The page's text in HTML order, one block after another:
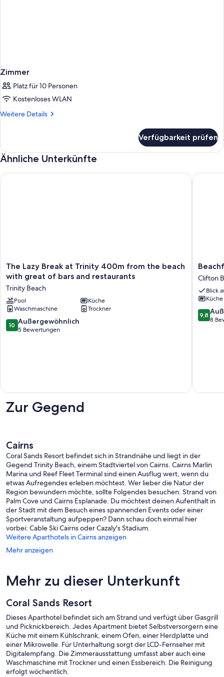
Zimmer
Platz für 10 Personen
Kostenloses WLAN
Weitere Details
Weitere
Verfügbarkeit prüfen
Ähnliche Unterkünfte
The
Lazy
at
Trinity
400m
from
the
restaurants
Trinity
Beach
The Lazy Break at Trinity 400m from the beach
with great of bars and restaurants
Trinity Beach
Pool
Küche
Waschmaschine
Trockner
10.0
von
10 Außergewöhnlich
5 Bewertungen
The Lazy Break at Trinity 400m from the beach with great of
On
Clifton
Beach
Clifton
Blick
Küche
9.8
von
9,8
8
Zur Gegend
Cairns
Coral Sands Resort befindet sich in Strandnähe und liegt in der
Gegend Trinity Beach, einem Stadtviertel von Cairns. Cairns Marlin
Marina und Reef Fleet Terminal sind einen Ausflug wert, wenn du
etwas Aufregendes erleben möchtest. Wer lieber die Natur der
Region bewundern möchte, sollte Folgendes besuchen: Strand von
Palm Cove und Cairns Esplanade. Du möchtest deinen Aufenthalt in
der Stadt mit dem Besuch eines spannenden Events oder einer
Sportveranstaltung aufpeppen? Dann schau doch einmal hier
vorbei: Cable Ski Cairns oder Cazaly's Stadium.
Weitere Aparthotels in Cairns anzeigen
Mehr anzeigen
Mehr zu dieser Unterkunft
Coral Sands Resort
Dieses Aparthotel befindet sich am Strand und verfügt über Gasgrill
und Picknickbereich. Jedes Apartment bietet Selbstversorgern eine
Küche mit einem Kühlschrank, einem Ofen, einer Herdplatte und
einer Mikrowelle. Für Unterhaltung sorgt der LCD-Fernseher mit
Digitalempfang. Die Zimmerausstattung umfasst aber auch eine
Waschmaschine mit Trockner und einen Essbereich. Die Reinigung
erfolgt wöchentlich.